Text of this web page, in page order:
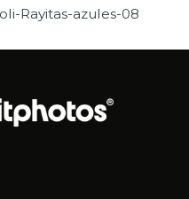
Rayitas-azules-08